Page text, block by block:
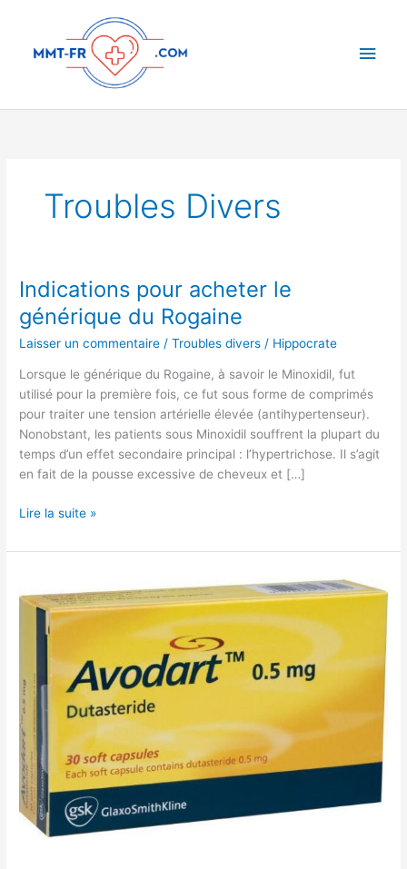
contenu
Troubles Divers
Indications pour acheter le
générique du Rogaine
Laisser un commentaire /Troubles divers / Hippocrate
Lorsque le générique du Rogaine, à savoir le Minoxidil, fut
utilisé pour la première fois, ce fut sous forme de comprimés
pour traiter une tension artérielle élevée (antihypertenseur).
Nonobstant, les patients sous Minoxidil souffrent la plupart du
temps d’un effet secondaire principal : l’hypertrichose. Il s’agit
en fait de la pousse excessive de cheveux et […]
Indications
pour
acheter
le
Rogaine
Lire la suite »
pour
acheter
générique
Avodart